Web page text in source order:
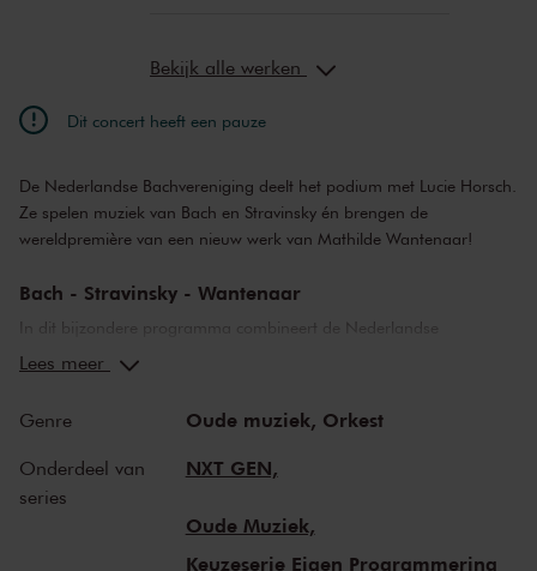
Bekijk alle werken
Dit concert heeft een pauze
De Nederlandse Bachvereniging deelt het podium met Lucie Horsch.
Ze spelen muziek van Bach en Stravinsky én brengen de
wereldpremière van een nieuw werk van Mathilde Wantenaar!
Bach - Stravinsky - Wantenaar
In dit bijzondere programma combineert de Nederlandse
Bachvereniging oude en nieuwe muziek. Onder leiding van
Orkestwerken van Bach, waaronder twee Brandenburgse
concerten, vloeien over in Stravinsky’s bewerkingen van delen uit
Seufzer
Kummer, Not’ uit Bachs cantateIch hatte viel Bekümmernis
Lees meer
Genre Oude muziek, Orkest
Onderdeel van
series
NXT GEN,
Oude Muziek,
Keuzeserie Eigen Programmering